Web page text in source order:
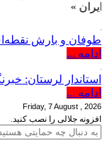
طوفان و بارش
ادامه ...
استاندار لرستان:
ادامه ...
Friday, 7 August , 2026
افزونه جلالی را نصب کنید.